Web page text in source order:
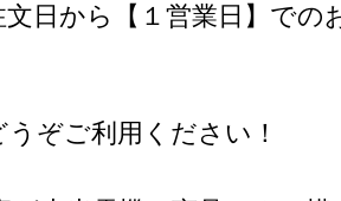
日から【１営業日】での
ぞご利用ください！